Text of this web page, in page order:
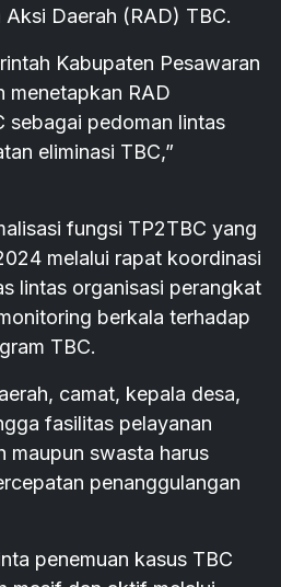
Aksi Daerah (RAD) TBC.
Kabupaten Pesawaran
menetapkan RAD
sebagai pedoman lintas
eliminasi TBC,”
fungsi TP2TBC yang
melalui rapat koordinasi
lintas organisasi perangkat
berkala terhadap
TBC.
camat, kepala desa,
fasilitas pelayanan
maupun swasta harus
penanggulangan
penemuan kasus TBC